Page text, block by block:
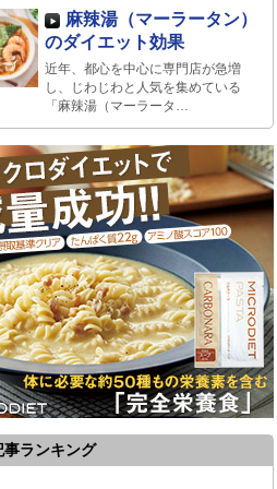
麻辣湯（マーラータン）
のダイエット効果
近年、都心を中心に専門店が急増
し、じわじわと人気を集めている
「麻辣湯（マーラータ…
事ランキング